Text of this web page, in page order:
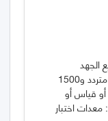
الجهد
المنخفض حتى 1000 فولت تيار متردد و1500
قياس أو
مراقبة إجراءات الحماية - الجزء 14: معدات اختبار